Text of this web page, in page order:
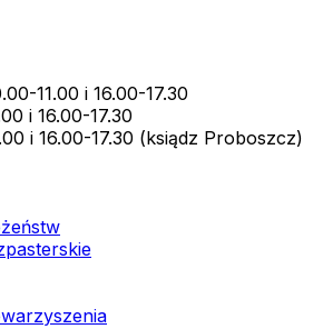
11.00 i 16.00-17.30
i 16.00-17.30
i 16.00-17.30 (ksiądz Proboszcz)